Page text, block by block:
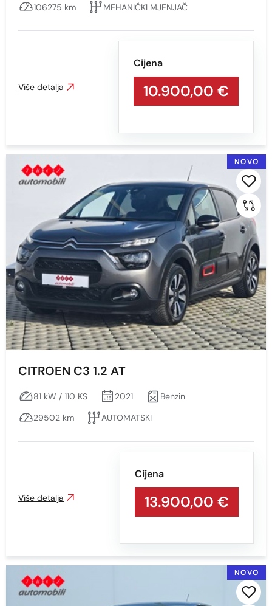
BIJELA - S EFEKTOM
CRNA S EFEKTOM
CRVENA S EFEKTOM
PLAVA - S EFEKTOM
SIVA
SIVA S EFEKTOM
106275 km
MEHANIČKI MJENJAČ
Cijena
10.900,00 €
Više detalja
NOVO
CITROEN C3 1.2 AT
81 kW / 110 KS 2021
Benzin
29502 km
AUTOMATSKI
Cijena
13.900,00 €
Više detalja
NOVO